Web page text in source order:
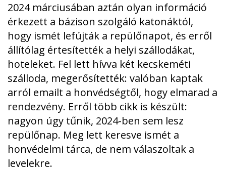
2024 márciusában aztán olyan információ
érkezett a bázison szolgáló katonáktól,
hogy ismét lefújták a repülőnapot, és erről
állítólag értesítették a helyi szállodákat,
hoteleket. Fel lett hívva két kecskeméti
szálloda, megerősítették: valóban kaptak
arról emailt a honvédségtől, hogy elmarad a
rendezvény. Erről több cikk is készült:
nagyon úgy tűnik, 2024-ben sem lesz
repülőnap. Meg lett keresve ismét a
honvédelmi tárca, de nem válaszoltak a
levelekre.